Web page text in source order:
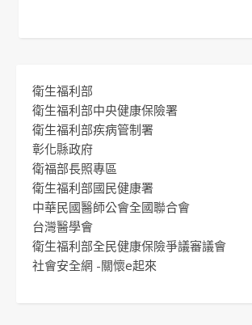
衛生福利部
衛生福利部中央健康保險署
衛生福利部疾病管制署
彰化縣政府
衛福部長照專區
衛生福利部國民健康署
中華民國醫師公會全國聯合會
台灣醫學會
衛生福利部全民健康保險爭議審議會
社會安全網 -關懷e起來